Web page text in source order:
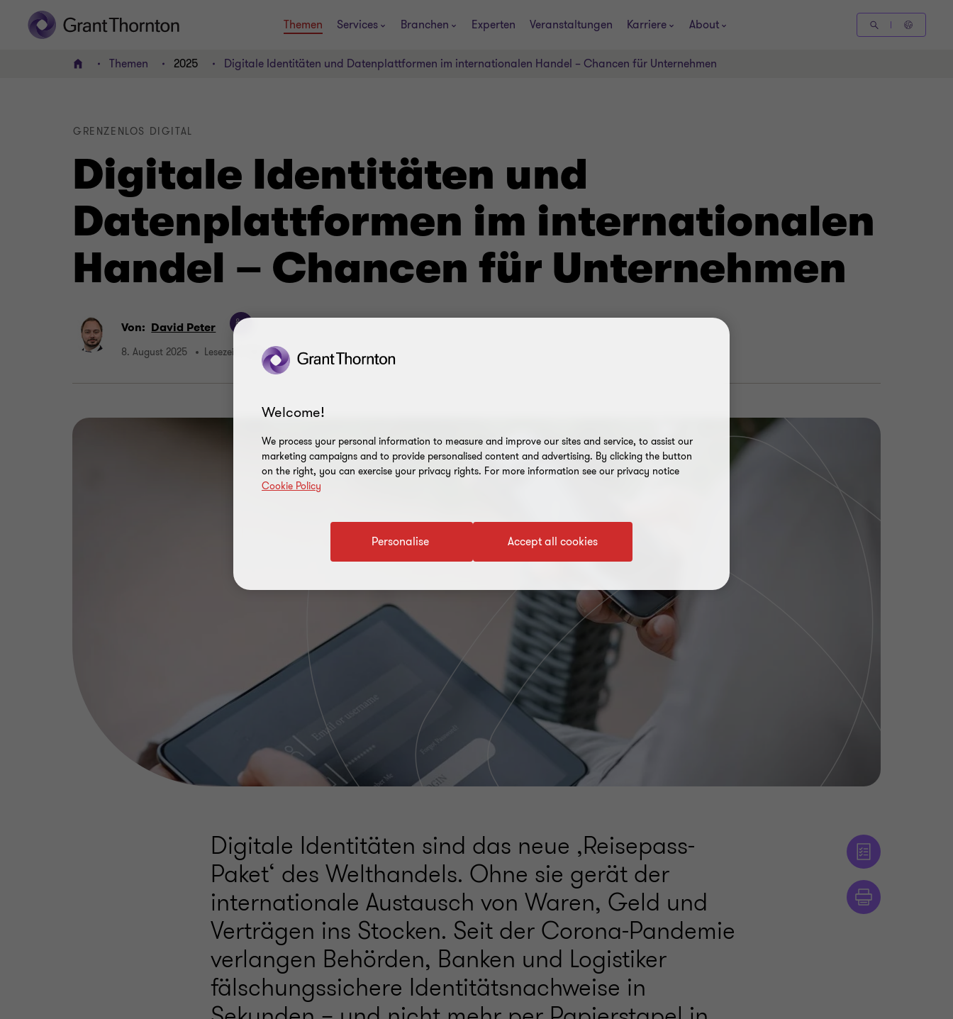
Themen Services Branchen Experten Veranstaltungen Karriere About
HOME Themen 2025 Digitale Identitäten und Datenplattformen im internationalen Handel – Chancen für Unternehmen
Digitale Identitäten und
Datenplattformen im internationalen
Handel – Chancen für Unternehmen
GRENZENLOS DIGITAL
Von: David Peter
8. August 2025 Lesezeit 7 Min.
Digitale Identitäten sind das neue ‚Reisepass-
Paket‘ des Welthandels. Ohne sie gerät der
internationale Austausch von Waren, Geld und
Verträgen ins Stocken. Seit der Corona-Pandemie
verlangen Behörden, Banken und Logistiker
fälschungssichere Identitätsnachweise in
Welcome!
We process your personal information to measure and improve our sites and service, to assist our
marketing campaigns and to provide personalised content and advertising. By clicking the button
on the right, you can exercise your privacy rights. For more information see our privacy notice
Cookie Policy
Accept all cookies
Personalise